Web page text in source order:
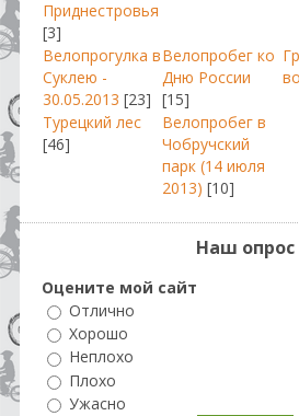
Приднестровья
[3]
Велопрогулка в
Суклею -
30.05.2013 [23]
Велопробег ко
Дню России
[15]
Турецкий лес
[46]
Велопробег в
Чобручский
парк (14 июля
2013) [10]
Наш опрос
Оцените мой сайт
Отлично
Хорошо
Неплохо
Плохо
Ужасно